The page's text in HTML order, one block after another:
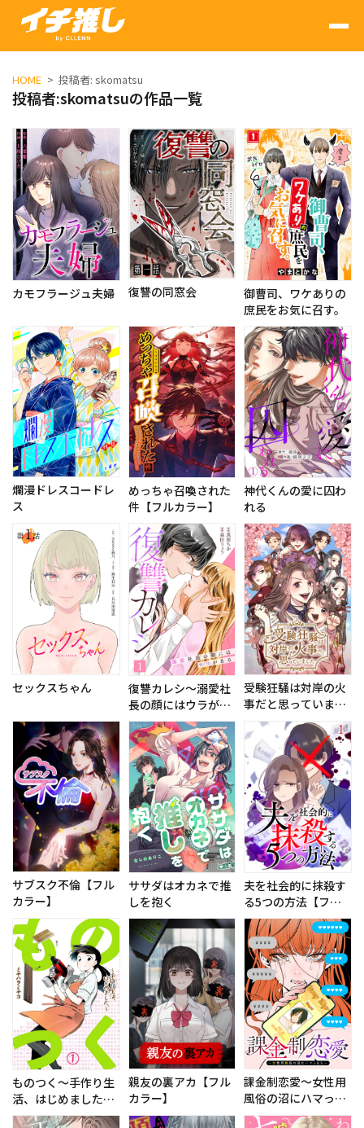
HOME 投稿者: skomatsu
投稿者:skomatsuの作品一覧
カモフラージュ夫婦 復讐の同窓会
御曹司、ワケありの
庶民をお気に召す。
爛漫ドレスコードレ
ス
めっちゃ召喚された
件【フルカラー】
神代くんの愛に囚わ
れる
セックスちゃん
復讐カレシ～溺愛社
長の顔にはウラがあ
る～
受験狂騒は対岸の火
事だと思っていまし
た【フルカラー】
サブスク不倫【フル
カラー】
ササダはオカネで推
しを抱く
夫を社会的に抹殺す
る5つの方法【フル
カラー】
ものつく～手作り生
活、はじめました。
～
親友の裏アカ【フル
カラー】
課金制恋愛～女性用
風俗の沼にハマった
ら～